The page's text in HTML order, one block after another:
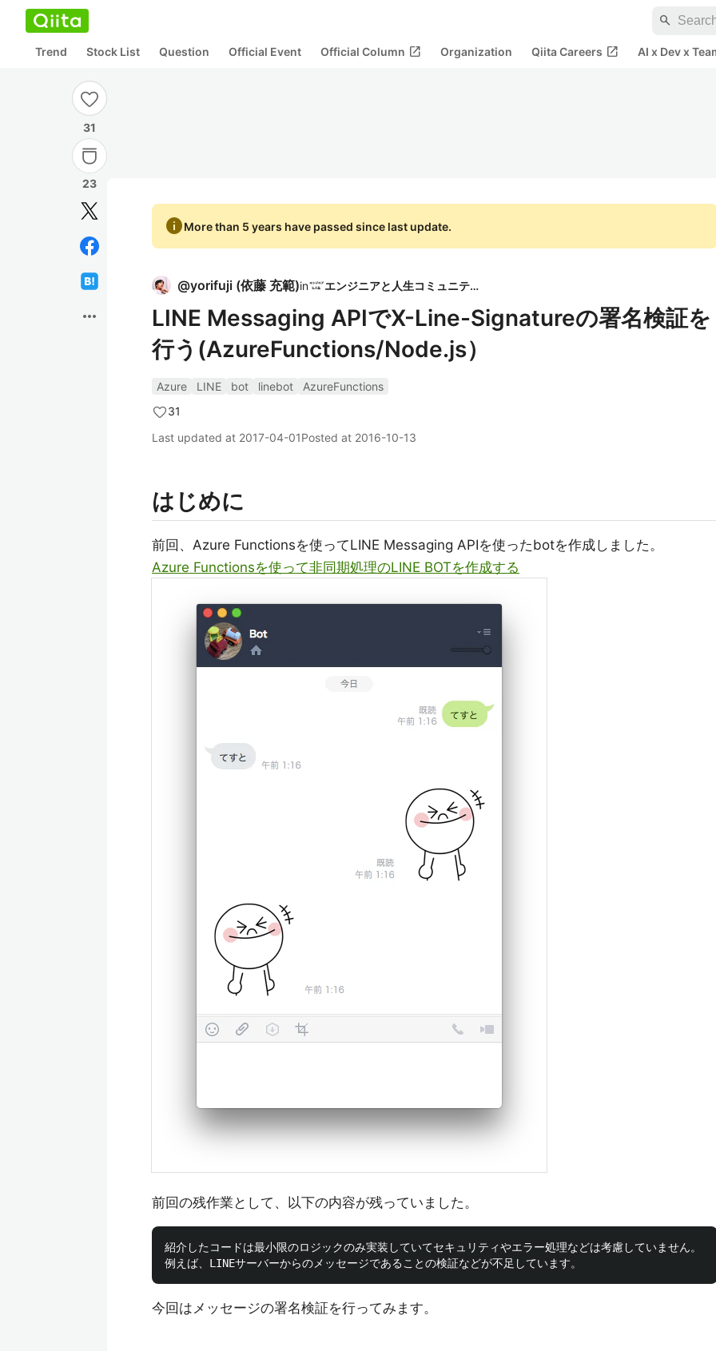
search
Trend Stock List Question Official Event Official Column open_in_new Organization Qiita Careers open_in_new AI x Dev x
31
23
more_horiz
infoMore than 5 years have passed since last update.
@yorifuji (依藤 充範)in エンジニアと人生コミュニティ
LINE Messaging APIでX-Line-Signatureの署名検証を
行う(AzureFunctions/Node.js）
Azure LINE bot linebot
AzureFunctions
31
Last updated at 2017-04-01Posted at 2016-10-13
はじめに
前回、Azure Functionsを使ってLINE Messaging APIを使ったbotを作成しました。
Azure Functionsを使って非同期処理のLINE BOTを作成する
前回の残作業として、以下の内容が残っていました。
紹介したコードは最小限のロジックのみ実装していてセキュリティやエラー処理などは考慮していません。
今回はメッセージの署名検証を行ってみます。